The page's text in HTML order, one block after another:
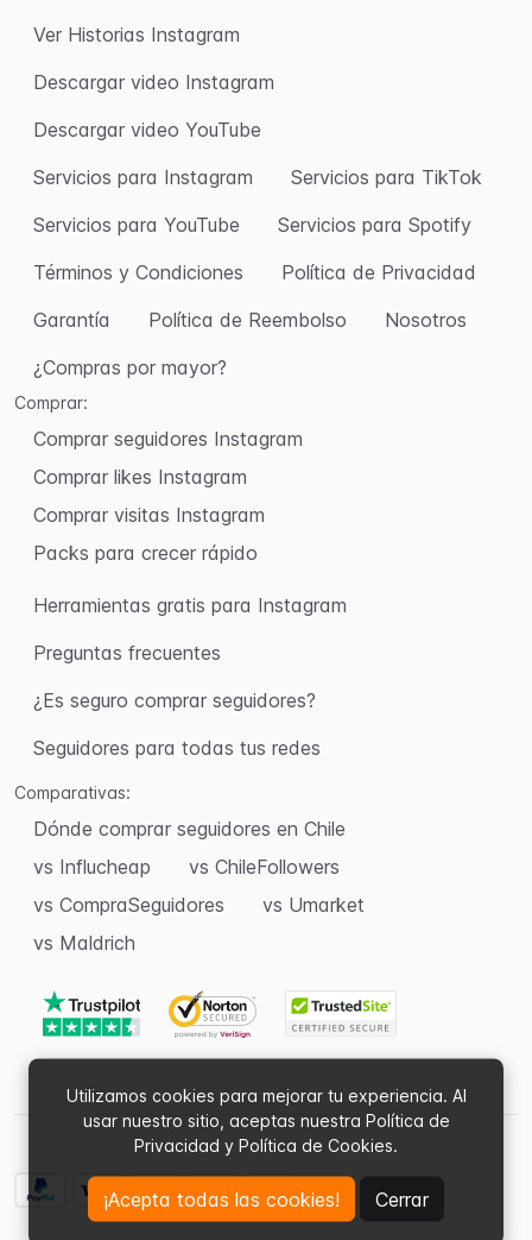
Utilizamos cookies para mejorar tu experiencia. Al
usar nuestro sitio, aceptas nuestra Política de
Privacidad y Política de Cookies.
¡Acepta todas las cookies! Cerrar
Ver Historias Instagram
Descargar video Instagram
Descargar video YouTube
Servicios para Instagram
Servicios para TikTok
Servicios para YouTube
Servicios para Spotify
Términos y Condiciones
Política de Privacidad
Garantía
Política de Reembolso
Nosotros
¿Compras por mayor?
Comprar:
Comprar seguidores Instagram
Comprar likes Instagram
Comprar visitas Instagram
Packs para crecer rápido
Herramientas gratis para Instagram
Preguntas frecuentes
¿Es seguro comprar seguidores?
Seguidores para todas tus redes
Comparativas:
Dónde comprar seguidores en Chile
vs Influcheap
vs ChileFollowers
vs CompraSeguidores
vs Umarket
vs Maldrich